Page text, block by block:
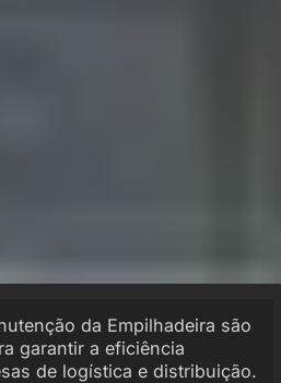
da Empilhadeira são
garantir a eficiência
de logística e distribuição.